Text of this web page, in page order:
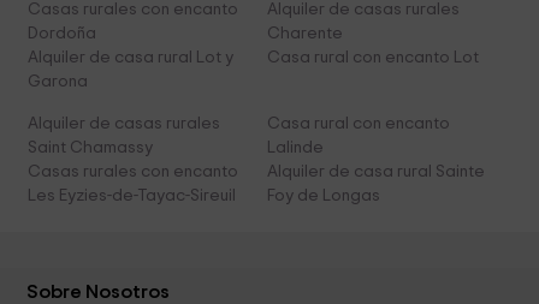
Casas rurales con encanto
Dordoña
Alquiler de casas rurales
Charente
Alquiler de casa rural Lot y
Garona
Casa rural con encanto Lot
Alquiler de casas rurales
Saint Chamassy
Casa rural con encanto
Lalinde
Casas rurales con encanto
Les Eyzies-de-Tayac-Sireuil
Alquiler de casa rural Sainte
Foy de Longas
Sobre Nosotros